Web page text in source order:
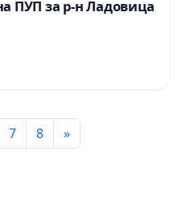
ПУП за р-н Ладовица
7 8 »